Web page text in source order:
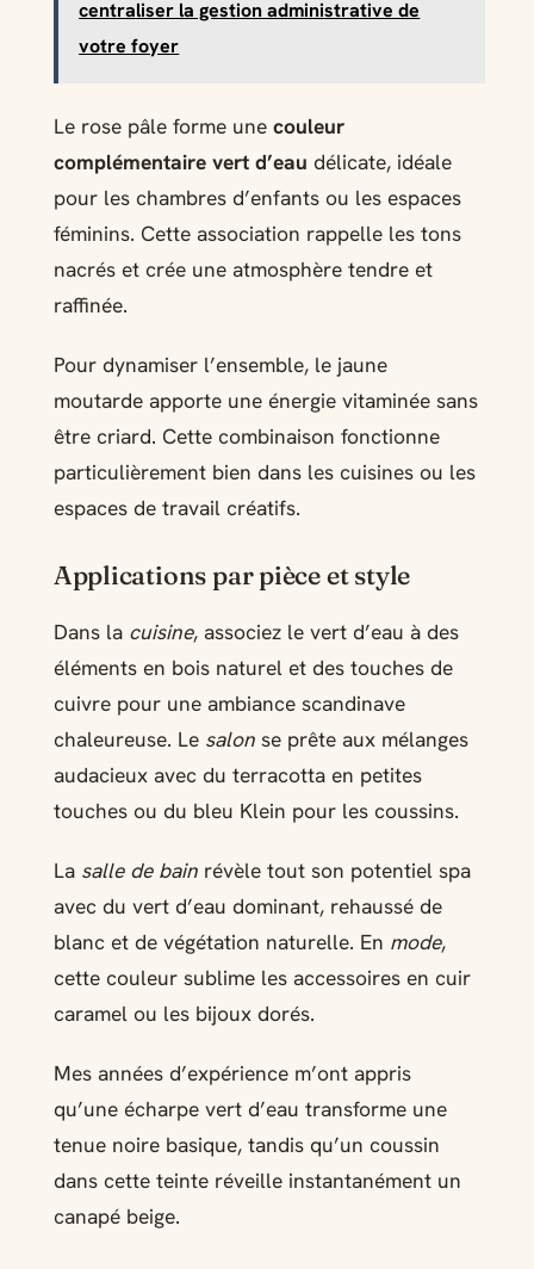
centraliser la gestion administrative de
votre foyer
Le rose pâle forme une couleur
complémentaire vert d’eau délicate, idéale
pour les chambres d’enfants ou les espaces
féminins. Cette association rappelle les tons
nacrés et crée une atmosphère tendre et
raffinée.
Pour dynamiser l’ensemble, le jaune
moutarde apporte une énergie vitaminée sans
être criard. Cette combinaison fonctionne
particulièrement bien dans les cuisines ou les
espaces de travail créatifs.
Applications par pièce et style
Dans la cuisine, associez le vert d’eau à des
éléments en bois naturel et des touches de
cuivre pour une ambiance scandinave
chaleureuse. Le salonse prête aux mélanges
audacieux avec du terracotta en petites
touches ou du bleu Klein pour les coussins.
La salle de bainrévèle tout son potentiel spa
avec du vert d’eau dominant, rehaussé de
blanc et de végétation naturelle. En mode,
cette couleur sublime les accessoires en cuir
caramel ou les bijoux dorés.
Mes années d’expérience m’ont appris
qu’une écharpe vert d’eau transforme une
tenue noire basique, tandis qu’un coussin
dans cette teinte réveille instantanément un
canapé beige.